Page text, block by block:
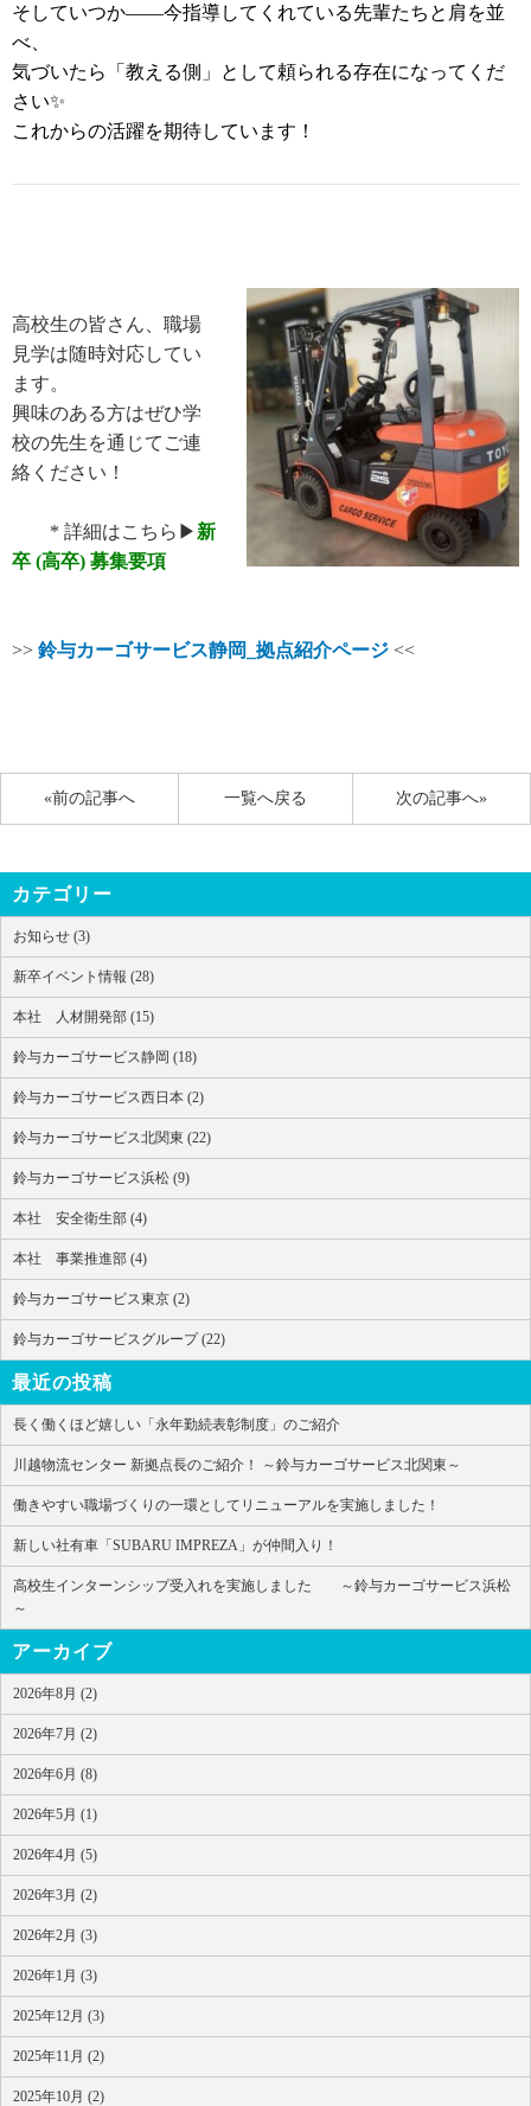
そしていつか——今指導してくれている先輩たちと肩を並
べ、
気づいたら「教える側」として頼られる存在になってくだ
さい✨
これからの活躍を期待しています！
高校生の皆さん、職場
見学は随時対応してい
ます。
興味のある方はぜひ学
校の先生を通じてご連
絡ください！
* 詳細はこちら▶新
卒 (高卒) 募集要項
>> 鈴与カーゴサービス静岡_拠点紹介ページ <<
«前の記事へ 次の記事へ»
一覧へ戻る
カテゴリー
お知らせ (3)
新卒イベント情報 (28)
本社 人材開発部 (15)
鈴与カーゴサービス静岡 (18)
鈴与カーゴサービス西日本 (2)
鈴与カーゴサービス北関東 (22)
鈴与カーゴサービス浜松 (9)
本社 安全衛生部 (4)
本社 事業推進部 (4)
鈴与カーゴサービス東京 (2)
鈴与カーゴサービスグループ (22)
最近の投稿
長く働くほど嬉しい「永年勤続表彰制度」のご紹介
川越物流センター 新拠点長のご紹介！ ～鈴与カーゴサービス北関東～
働きやすい職場づくりの一環としてリニューアルを実施しました！
新しい社有車「SUBARU IMPREZA」が仲間入り！
高校生インターンシップ受入れを実施しました ～鈴与カーゴサービス浜松
～
アーカイブ
2026年8月 (2)
2026年7月 (2)
2026年6月 (8)
2026年5月 (1)
2026年4月 (5)
2026年3月 (2)
2026年2月 (3)
2026年1月 (3)
2025年12月 (3)
2025年11月 (2)
2025年10月 (2)